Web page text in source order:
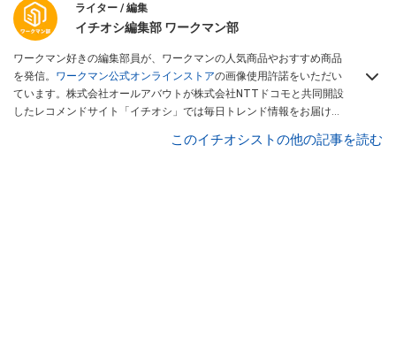
ライター / 編集
イチオシ編集部 ワークマン部
ワークマン好きの編集部員が、ワークマンの人気商品やおすすめ商品
を発信。 ワークマン公式オンラインストアの画像使用許諾をいただい
ています。株式会社オールアバウトが株式会社NTTドコモと共同開設
したレコメンドサイト「イチオシ」では毎日トレンド情報をお届け。
このイチオシストの他の記事を読む